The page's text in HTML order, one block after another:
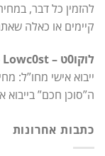
להזמין כל דבר,
קיימים או כאלה
לוקו0ט – Lowc0st – קונים בחכמה באינטרנט!
ייבוא אישי מחו”ל:
ה”סוכן חכם”
כתבות אחרונות